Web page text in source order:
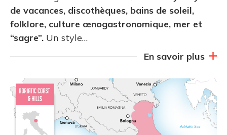
de vacances, discothèques, bains de soleil,
folklore, culture œnogastronomique, mer et
“sagre”. Un style…
En savoir plus